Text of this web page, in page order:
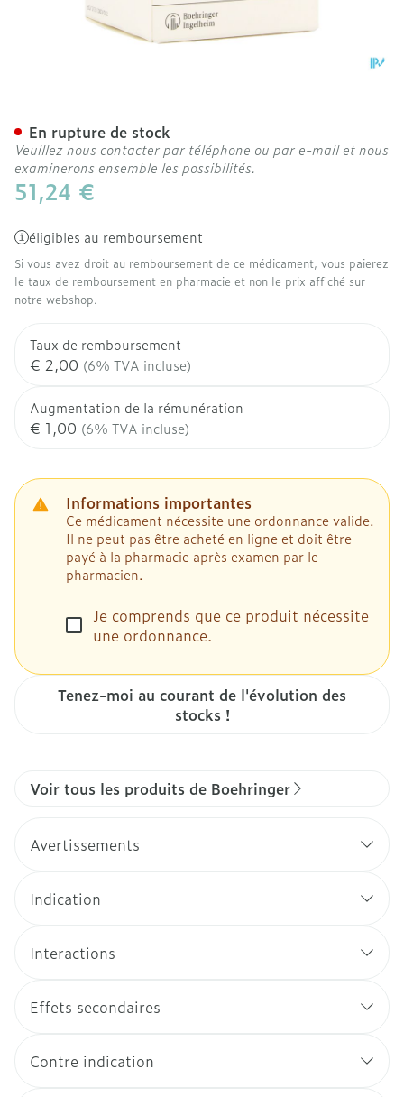
51,24 €
éligibles au remboursement
Si vous avez droit au remboursement de ce médicament, vous paierez
le taux de remboursement en pharmacie et non le prix affiché sur
notre webshop.
Taux de remboursement
€ 2,00 (6% TVA incluse)
Augmentation de la rémunération
€ 1,00 (6% TVA incluse)
Informations importantes
Ce médicament nécessite une ordonnance valide.
Il ne peut pas être acheté en ligne et doit être
payé à la pharmacie après examen par le
pharmacien.
Je comprends que ce produit nécessite
une ordonnance.
Tenez-moi au courant de l'évolution des
stocks !
En rupture de stock
Veuillez nous contacter par téléphone ou par e-mail et nous
examinerons ensemble les possibilités.
Voir tous les produits de Boehringer
Avertissements
Indication
Interactions
Effets secondaires
Contre indication